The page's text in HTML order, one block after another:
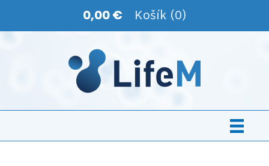
0,00 € Košík (0)